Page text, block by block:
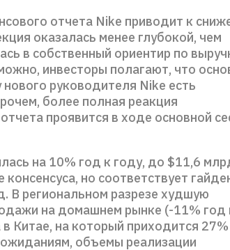
отчета Nike приводит к
оказалась менее глубокой, чем
в собственный ориентир по
инвесторы полагают, что
руководителя Nike есть
более полная реакция
проявится в ходе основной
на 10% год к году, до $11,6
но соответствует
В региональном разрезе худшую
на домашнем рынке (-11% год
Китае, на который приходится 27%
объемы реализации